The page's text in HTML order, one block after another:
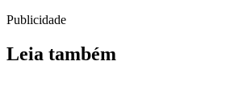
Publicidade
Leia também